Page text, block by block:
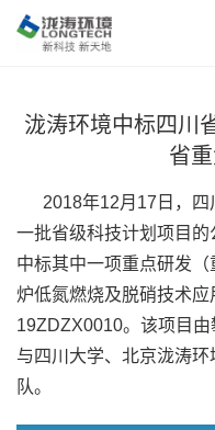
泷涛环境中标四川
省
2018年12月17日，四
一批省级科技计划项目
中标其中一项重点研发
炉低氮燃烧及脱硝技术应
19ZDZX0010。该项目由
与四川大学、北京泷涛
队。